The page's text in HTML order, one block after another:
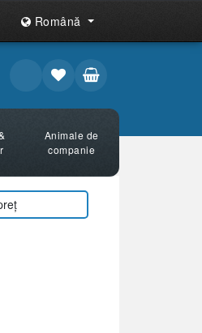
Română
Animale de
companie